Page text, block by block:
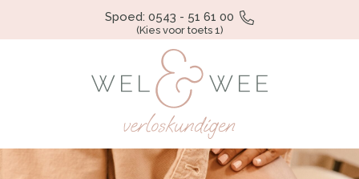
Spoed: 0543 - 51 61 00
(Kies voor toets 1)